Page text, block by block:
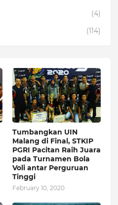
(4)
(114)
Tumbangkan UIN
Malang di Final, STKIP
PGRI Pacitan Raih Juara
pada Turnamen Bola
Voli antar Perguruan
Tinggi
February 10, 2020